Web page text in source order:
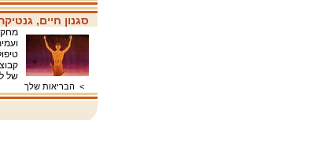
סגנון חיים,
של למעלה מ- 500
>הבריאות שלך